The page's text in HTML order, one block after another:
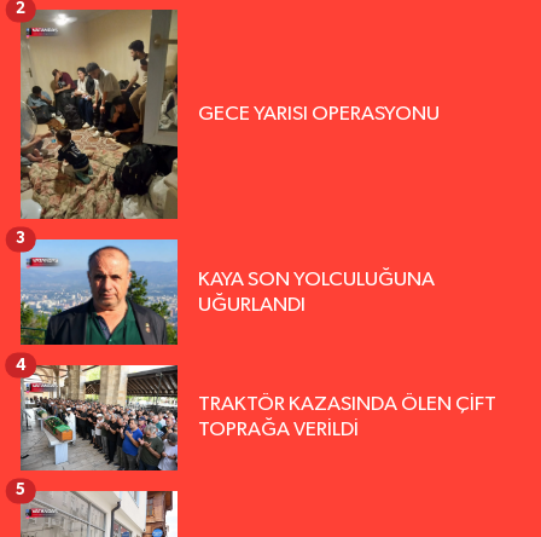
GECE YARISI OPERASYONU
2
KAYA SON YOLCULUĞUNA
UĞURLANDI
3
TRAKTÖR KAZASINDA ÖLEN ÇİFT
TOPRAĞA VERİLDİ
4
5